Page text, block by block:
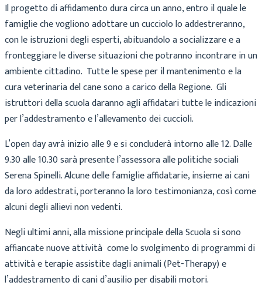
Il progetto di affidamento dura circa un anno, entro il quale le
famiglie che vogliono adottare un cucciolo lo addestreranno,
con le istruzioni degli esperti, abituandolo a socializzare e a
fronteggiare le diverse situazioni che potranno incontrare in un
ambiente cittadino. Tutte le spese per il mantenimento e la
cura veterinaria del cane sono a carico della Regione. Gli
istruttori della scuola daranno agli affidatari tutte le indicazioni
per l’addestramento e l’allevamento dei cuccioli.
L’open day avrà inizio alle 9 e si concluderà intorno alle 12. Dalle
9.30 alle 10.30 sarà presente l’assessora alle politiche sociali
Serena Spinelli. Alcune delle famiglie affidatarie, insieme ai cani
da loro addestrati, porteranno la loro testimonianza, così come
alcuni degli allievi non vedenti.
Negli ultimi anni, alla missione principale della Scuola si sono
affiancate nuove attività come lo svolgimento di programmi di
attività e terapie assistite dagli animali (Pet-Therapy) e
l’addestramento di cani d’ausilio per disabili motori.